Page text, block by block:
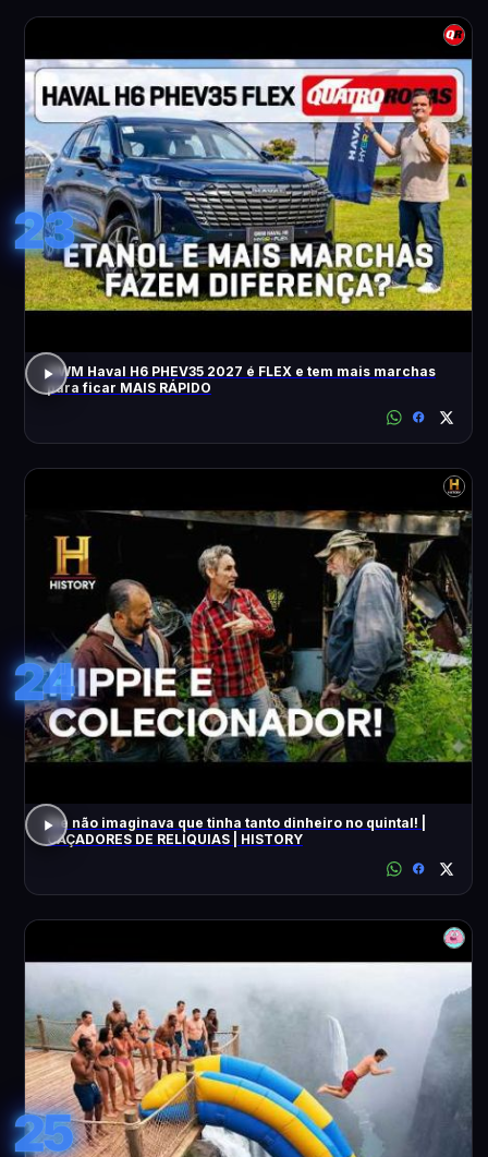
23
GWM Haval H6 PHEV35 2027 é FLEX e tem mais marchas
para ficar MAIS RÁPIDO
24
Ele não imaginava que tinha tanto dinheiro no quintal! |
CAÇADORES DE RELÍQUIAS | HISTORY
25